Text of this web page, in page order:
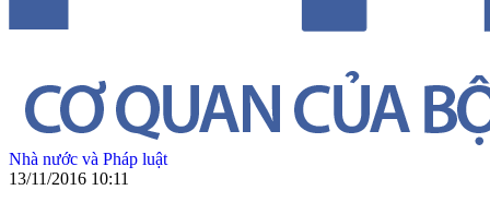
Nhà nước và Pháp luật
13/11/2016 10:11